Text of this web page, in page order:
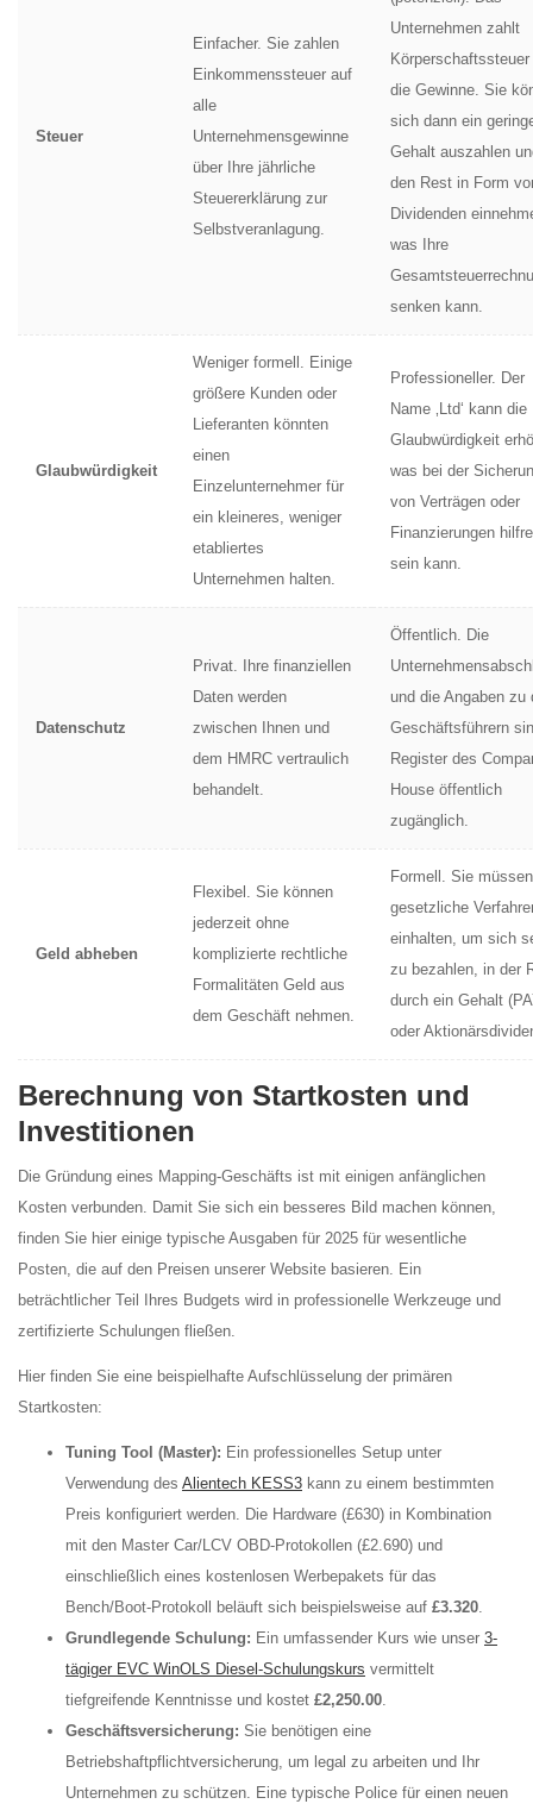
Steuer
Einfacher. Sie zahlen
Einkommenssteuer auf
alle
Unternehmensgewinne
über Ihre jährliche
Steuererklärung zur
Selbstveranlagung.
Unternehmen zahlt
die Gewinne. Sie
sich dann ein
Gehalt auszahlen
den Rest in Form
Dividenden
was Ihre
senken kann.
Glaubwürdigkeit
Weniger formell. Einige
größere Kunden oder
Lieferanten könnten
einen
Einzelunternehmer für
ein kleineres, weniger
etabliertes
Unternehmen halten.
Professioneller. Der
Name ‚Ltd‘ kann die
Glaubwürdigkeit
was bei der
von Verträgen oder
Finanzierungen
sein kann.
Datenschutz
Privat. Ihre finanziellen
Daten werden
zwischen Ihnen und
dem HMRC vertraulich
behandelt.
Öffentlich. Die
und die Angaben zu
Geschäftsführern
Register des
House öffentlich
zugänglich.
Geld abheben
Flexibel. Sie können
jederzeit ohne
komplizierte rechtliche
Formalitäten Geld aus
dem Geschäft nehmen.
Formell. Sie müssen
gesetzliche
einhalten, um sich
zu bezahlen, in der
durch ein Gehalt
oder
Berechnung von Startkosten und
Investitionen
Die Gründung eines Mapping-Geschäfts ist mit einigen anfänglichen
Kosten verbunden. Damit Sie sich ein besseres Bild machen können,
finden Sie hier einige typische Ausgaben für 2025 für wesentliche
Posten, die auf den Preisen unserer Website basieren. Ein
beträchtlicher Teil Ihres Budgets wird in professionelle Werkzeuge und
zertifizierte Schulungen fließen.
Hier finden Sie eine beispielhafte Aufschlüsselung der primären
Startkosten:
Tuning Tool (Master): Ein professionelles Setup unter
Verwendung des Alientech KESS3 kann zu einem bestimmten
Preis konfiguriert werden. Die Hardware (£630) in Kombination
mit den Master Car/LCV OBD-Protokollen (£2.690) und
einschließlich eines kostenlosen Werbepakets für das
Bench/Boot-Protokoll beläuft sich beispielsweise auf £3.320.
Grundlegende Schulung: Ein umfassender Kurs wie unser 3-
tägiger EVC WinOLS Diesel-Schulungskurs vermittelt
tiefgreifende Kenntnisse und kostet £2,250.00.
Geschäftsversicherung: Sie benötigen eine
Betriebshaftpflichtversicherung, um legal zu arbeiten und Ihr
Unternehmen zu schützen. Eine typische Police für einen neuen